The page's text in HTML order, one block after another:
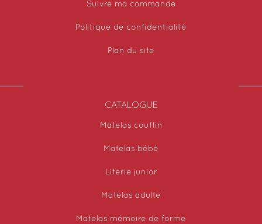
Suivre ma commande
Politique de confidentialité
Plan du site
CATALOGUE
Matelas couffin
Matelas bébé
Literie junior
Matelas adulte
Matelas mémoire de forme